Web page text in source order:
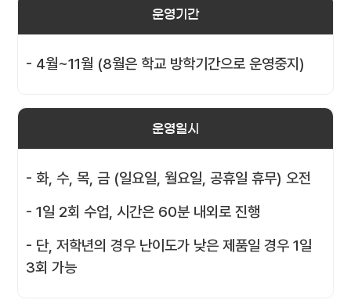
운영기간
- 4월~11월 (8월은 학교 방학기간으로 운영중지)
운영일시
- 화, 수, 목, 금 (일요일, 월요일, 공휴일 휴무) 오전
- 1일 2회 수업, 시간은 60분 내외로 진행
- 단, 저학년의 경우 난이도가 낮은 제품일 경우 1일
3회 가능